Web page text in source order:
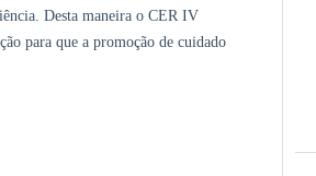
Desta maneira o CER IV
para que a promoção de cuidado